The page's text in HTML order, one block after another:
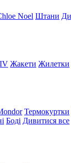
Noel Штани
Жакети Жилетки
Термокуртки
Боді Дивитися все